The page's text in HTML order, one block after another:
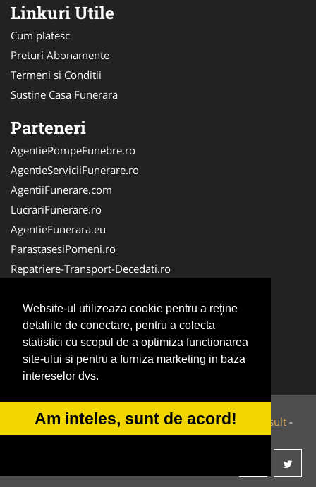
Website-ul utilizeaza cookie pentru a reţine
detaliile de conectare, pentru a colecta
statistici cu scopul de a optimiza functionarea
site-ului si pentru a furniza marketing in baza
intereselor dvs.
Am inteles, sunt de acord!
Linkuri Utile
Cum platesc
Preturi Abonamente
Termeni si Conditii
Sustine Casa Funerara
Parteneri
AgentiePompeFunebre.ro
AgentieServiciiFunerare.ro
AgentiiFunerare.com
LucrariFunerare.ro
AgentieFunerara.eu
ParastasesiPomeni.ro
Repatriere-Transport-Decedati.ro
CasaFunerara.com
NonStopDeschis.ro
NonStopFunerare.ro
Transport-Funerar.com
© 2014-2026 Powered byVilonMedia&Tokaido Consult -
ANPC SOL